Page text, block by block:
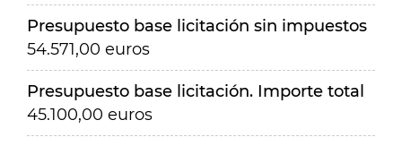
Presupuesto base licitación sin impuestos
54.571,00 euros
Presupuesto base licitación. Importe total
45.100,00 euros